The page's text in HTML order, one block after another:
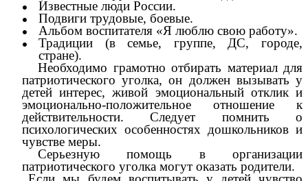
Известные люди России.
Подвиги трудовые, боевые.
Альбом воспитателя «Я люблю свою работу».
Традиции (в семье, группе, ДС, городе,
стране).
Необходимо грамотно отбирать материал для
патриотического уголка, он должен вызывать у
детей интерес, живой эмоциональный отклик и
эмоционально-положительное отношение к
действительности. Следует помнить о
психологических особенностях дошкольников и
чувстве меры.
Серьезную помощь в организации
патриотического уголка могут оказать родители.